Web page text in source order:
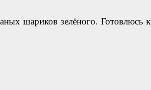
шариков зелёного. Готовлюсь к